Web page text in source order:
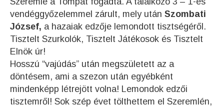
vendéggyőzelemmel zárult, mely után Szombati
József, a hazaiak edzője lemondott tisztségéről.
Tisztelt Szurkolók, Tisztelt Játékosok és Tisztelt
Elnök úr!
Hosszú “vajúdás” után megszületett az a
döntésem, ami a szezon után egyébként
mindenképp létrejött volna! Lemondok edzői
tisztemről! Sok szép évet tölthettem el Szeremlén,